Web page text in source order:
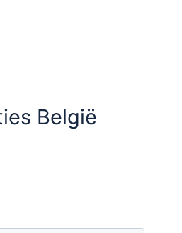
België